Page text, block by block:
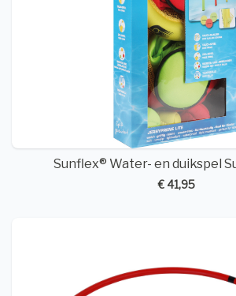
Sunflex® Water- en duikspel
€ 41,95